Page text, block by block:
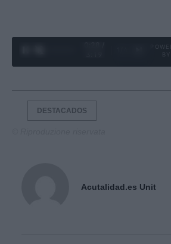
DESTACADOS
Acutalidad.es Unit